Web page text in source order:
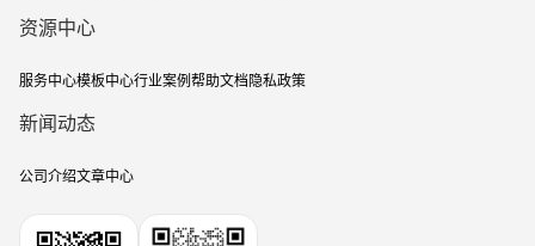
资源中心
服务中心模板中心行业案例帮助文档隐私政策
新闻动态
公司介绍文章中心